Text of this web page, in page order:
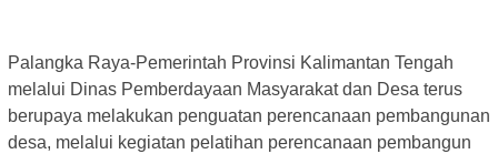
Palangka Raya-Pemerintah Provinsi Kalimantan Tengah
melalui Dinas Pemberdayaan Masyarakat dan Desa terus
berupaya melakukan penguatan perencanaan pembangunan
desa, melalui kegiatan pelatihan perencanaan pembangun